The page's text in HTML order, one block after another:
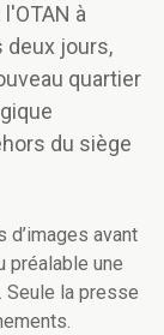
à
deux jours,
quartier
du siège
avant
préalable une
Seule la presse